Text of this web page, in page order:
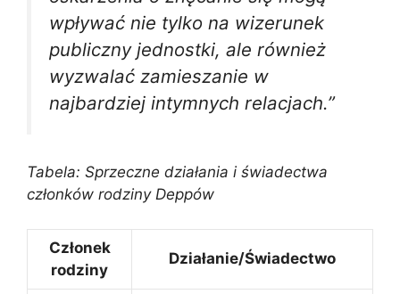
wpływać nie tylko na wizerunek
publiczny jednostki, ale również
wyzwalać zamieszanie w
najbardziej intymnych relacjach.”
Tabela: Sprzeczne działania i świadectwa
członków rodziny Deppów
Członek
rodziny
Działanie/Świadectwo